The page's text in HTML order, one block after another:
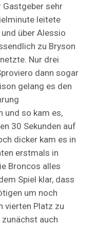
Gastgeber sehr
leitete
über Alessio
zu Bryson
Nur drei
dann sogar
gelang es den
und so kam es,
30 Sekunden auf
dicker kam es in
erstmals in
Broncos alles
Spiel klar, dass
um noch
vierten Platz zu
auch